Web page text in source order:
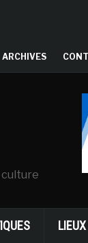
ARCHIVES
culture